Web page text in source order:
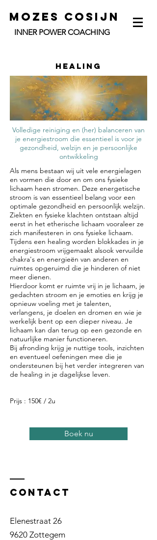
Mozes Cosijn
INNER POWER COACHING
HEALING
Volledige reiniging en (her) balanceren van
je energiestroom die essentieel is voor je
gezondheid, welzijn en je persoonlijke
ontwikkeling
Als mens bestaan wij uit vele energielagen
en vormen die door en om ons fysieke
lichaam heen stromen. Deze energetische
stroom is van essentieel belang voor een
optimale gezondheid en persoonlijk welzijn.
Ziekten en fysieke klachten ontstaan altijd
eerst in het etherische lichaam vooraleer ze
zich manifesteren in ons fysieke lichaam.
Tijdens een healing worden blokkades in je
energiestroom vrijgemaakt alsook vervuilde
chakra's en energieën van anderen en
ruimtes opgeruimd die je hinderen of niet
meer dienen.
Hierdoor komt er ruimte vrij in je lichaam, je
gedachten stroom en je emoties en krijg je
opnieuw voeling met je talenten,
verlangens, je doelen en dromen en wie je
werkelijk bent op een dieper niveau. Je
lichaam kan dan terug op een gezonde en
natuurlijke manier functioneren.
Bij afronding krijg je nuttige tools, inzichten
en eventueel oefeningen mee die je
ondersteunen bij het verder integreren van
de healing in je dagelijkse leven.
Prijs : 150€ / 2u
Boek nu
Contact
Elenestraat 26
9620 Zottegem